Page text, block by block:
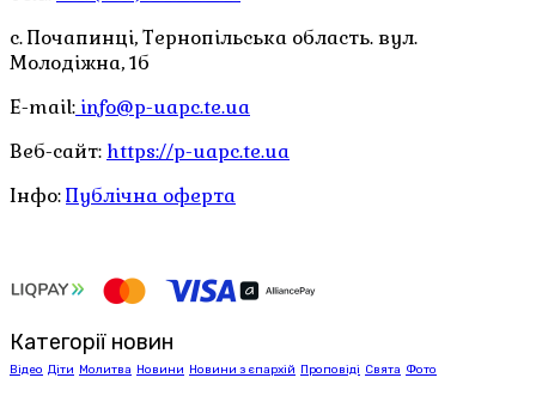
с. Почапинці, Тернопільська область. вул.
Молодіжна, 1б
E-mail: info@p-uapc.te.ua
Веб-сайт: https://p-uapc.te.ua
Інфо:Публічна оферта
Категорії новин
Відео Діти Молитва Новини Новини з єпархій Проповіді Свята Фото